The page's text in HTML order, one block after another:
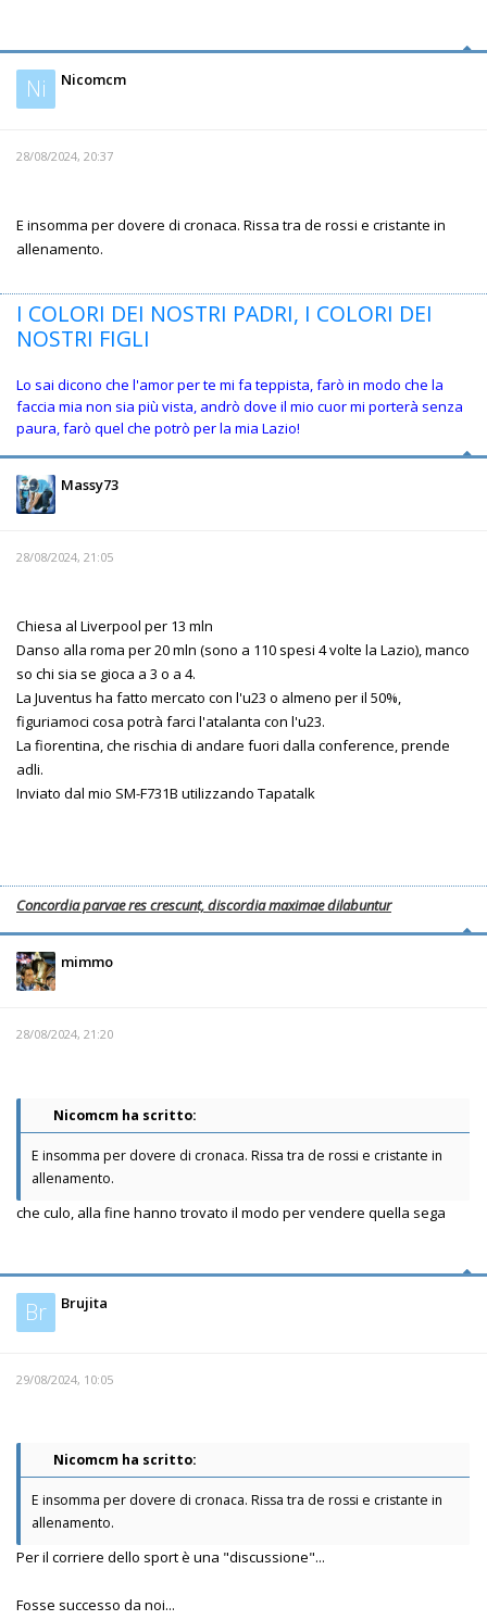
Ni Nicomcm
28/08/2024, 20:37
E insomma per dovere di cronaca. Rissa tra de rossi e cristante in
allenamento.
I COLORI DEI NOSTRI PADRI, I COLORI DEI
NOSTRI FIGLI
Lo sai dicono che l'amor per te mi fa teppista, farò in modo che la
faccia mia non sia più vista, andrò dove il mio cuor mi porterà senza
paura, farò quel che potrò per la mia Lazio!
Massy73
28/08/2024, 21:05
Chiesa al Liverpool per 13 mln
Danso alla roma per 20 mln (sono a 110 spesi 4 volte la Lazio), manco
so chi sia se gioca a 3 o a 4.
La Juventus ha fatto mercato con l'u23 o almeno per il 50%,
figuriamoci cosa potrà farci l'atalanta con l'u23.
La fiorentina, che rischia di andare fuori dalla conference, prende
adli.
Inviato dal mio SM-F731B utilizzando Tapatalk
Concordia parvae res crescunt, discordia maximae dilabuntur
mimmo
28/08/2024, 21:20
Nicomcm ha scritto:
E insomma per dovere di cronaca. Rissa tra de rossi e cristante in
allenamento.
che culo, alla fine hanno trovato il modo per vendere quella sega
Br Brujita
29/08/2024, 10:05
Nicomcm ha scritto:
E insomma per dovere di cronaca. Rissa tra de rossi e cristante in
allenamento.
Per il corriere dello sport è una "discussione"...
Fosse successo da noi...